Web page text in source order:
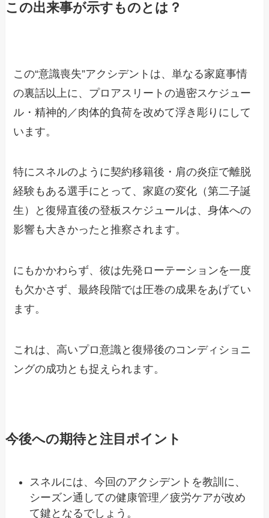
この出来事が示すものとは？
この“意識喪失”アクシデントは、単なる家庭事情
の裏話以上に、プロアスリートの過密スケジュー
ル・精神的／肉体的負荷を改めて浮き彫りにして
います。
特にスネルのように契約移籍後・肩の炎症で離脱
経験もある選手にとって、家庭の変化（第二子誕
生）と復帰直後の登板スケジュールは、身体への
影響も大きかったと推察されます。
にもかかわらず、彼は先発ローテーションを一度
も欠かさず、最終段階では圧巻の成果をあげてい
ます。
これは、高いプロ意識と復帰後のコンディショニ
ングの成功とも捉えられます。
今後への期待と注目ポイント
スネルには、今回のアクシデントを教訓に、
シーズン通しての健康管理／疲労ケアが改め
て鍵となるでしょう。